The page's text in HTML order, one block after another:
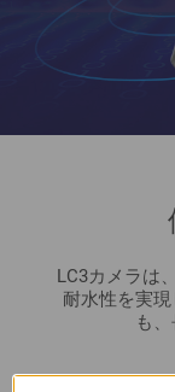
LC3カメラは
耐水性を実
も